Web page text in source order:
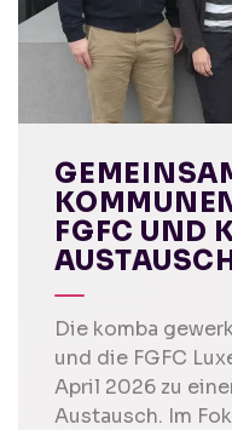
FGFC UND
AUSTAUSCH
Die komba
und die FGFC
April 2026 zu
Austausch. Im